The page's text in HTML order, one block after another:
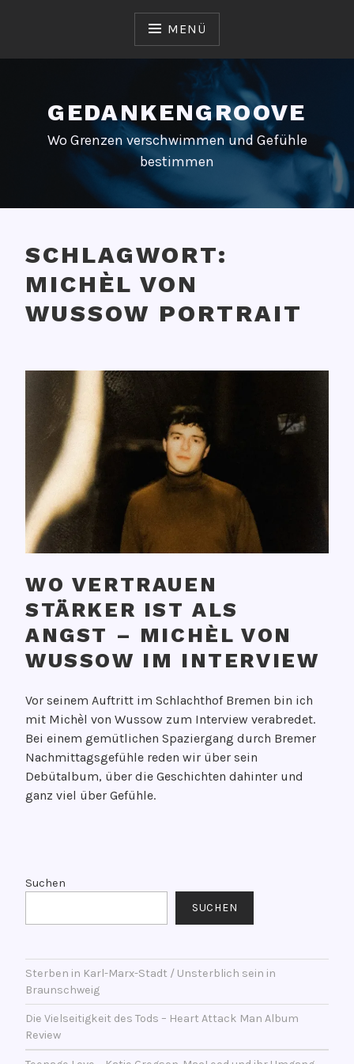
MENÜ
GEDANKENGROOVE
Wo Grenzen verschwimmen und Gefühle
bestimmen
SCHLAGWORT:
MICHÈL VON
WUSSOW PORTRAIT
WO VERTRAUEN
STÄRKER IST ALS
ANGST – MICHÈL VON
WUSSOW IM INTERVIEW
e
r
ö
f
f
e
i
c
m
1
.
J
Vor seinem Auftritt im Schlachthof Bremen bin ich
mit Michèl von Wussow zum Interview verabredet.
Bei einem gemütlichen Spaziergang durch Bremer
Nachmittagsgefühle reden wir über sein
Debütalbum, über die Geschichten dahinter und
ganz viel über Gefühle.
r
c
l
a
g
w
o
r
Suchen
SUCHEN
Sterben in Karl-Marx-Stadt / Unsterblich sein in
Braunschweig
Die Vielseitigkeit des Tods – Heart Attack Man Album
Review